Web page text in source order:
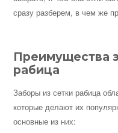
сразу разберем, в чем же
Преимущества
рабица
Заборы из сетки рабица
которые делают их
основные из них: